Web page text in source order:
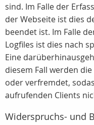
sind. Im Falle der
der Webseite ist dies
beendet ist. Im Falle
Logfiles ist dies nach
Eine
diesem Fall werden
oder verfremdet,
aufrufenden Clients
Widerspruchs- und